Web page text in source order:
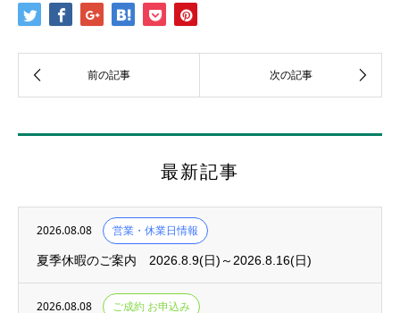
最新記事
2026.08.08 営業・休業日情報
夏季休暇のご案内 2026.8.9(日)～2026.8.16(日)
2026.08.08 ご成約 お申込み